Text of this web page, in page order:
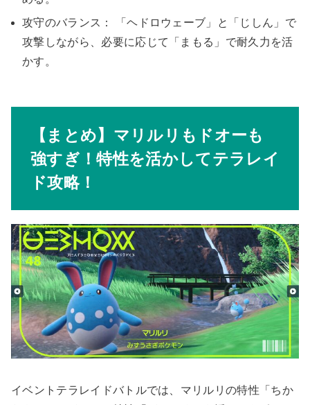
攻守のバランス： 「ヘドロウェーブ」と「じしん」で
攻撃しながら、必要に応じて「まもる」で耐久力を活
かす。
【まとめ】マリルリもドオーも
強すぎ！特性を活かしてテラレイ
ド攻略！
イベントテラレイドバトルでは、マリルリの特性「ちか